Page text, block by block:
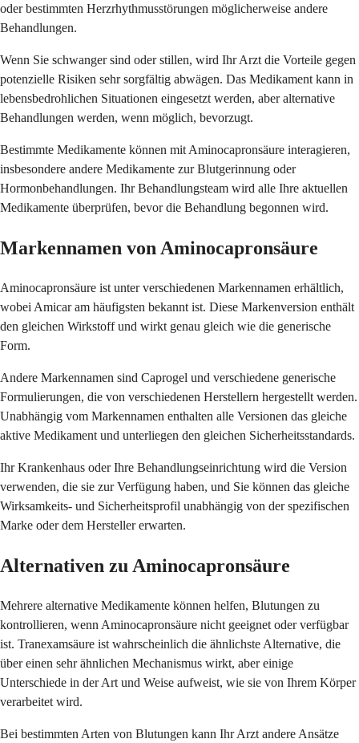
oder bestimmten Herzrhythmusstörungen möglicherweise andere
Behandlungen.
Wenn Sie schwanger sind oder stillen, wird Ihr Arzt die Vorteile gegen
potenzielle Risiken sehr sorgfältig abwägen. Das Medikament kann in
lebensbedrohlichen Situationen eingesetzt werden, aber alternative
Behandlungen werden, wenn möglich, bevorzugt.
Bestimmte Medikamente können mit Aminocapronsäure interagieren,
insbesondere andere Medikamente zur Blutgerinnung oder
Hormonbehandlungen. Ihr Behandlungsteam wird alle Ihre aktuellen
Medikamente überprüfen, bevor die Behandlung begonnen wird.
Markennamen von Aminocapronsäure
Aminocapronsäure ist unter verschiedenen Markennamen erhältlich,
wobei Amicar am häufigsten bekannt ist. Diese Markenversion enthält
den gleichen Wirkstoff und wirkt genau gleich wie die generische
Form.
Andere Markennamen sind Caprogel und verschiedene generische
Formulierungen, die von verschiedenen Herstellern hergestellt werden.
Unabhängig vom Markennamen enthalten alle Versionen das gleiche
aktive Medikament und unterliegen den gleichen Sicherheitsstandards.
Ihr Krankenhaus oder Ihre Behandlungseinrichtung wird die Version
verwenden, die sie zur Verfügung haben, und Sie können das gleiche
Wirksamkeits- und Sicherheitsprofil unabhängig von der spezifischen
Marke oder dem Hersteller erwarten.
Alternativen zu Aminocapronsäure
Mehrere alternative Medikamente können helfen, Blutungen zu
kontrollieren, wenn Aminocapronsäure nicht geeignet oder verfügbar
ist. Tranexamsäure ist wahrscheinlich die ähnlichste Alternative, die
über einen sehr ähnlichen Mechanismus wirkt, aber einige
Unterschiede in der Art und Weise aufweist, wie sie von Ihrem Körper
verarbeitet wird.
Bei bestimmten Arten von Blutungen kann Ihr Arzt andere Ansätze